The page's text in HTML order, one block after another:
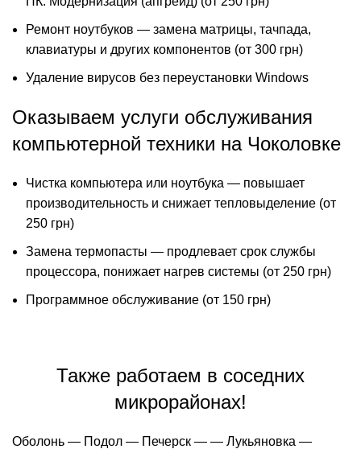
Ремонт ноутбуков — замена матрицы, тачпада,
клавиатуры и других компонентов (от 300 грн)
Удаление вирусов без переустановки Windows
Оказываем услуги обслуживания
компьютерной техники на Чоколовке
Чистка компьютера или ноутбука — повышает
производительность и снижает тепловыделение (от
250 грн)
Замена термопасты — продлевает срок службы
процессора, понижает нагрев системы (от 250 грн)
Программное обслуживание (от 150 грн)
Также работаем в соседних
микрорайонах!
Оболонь — Подол — Печерск — — Лукьяновка —